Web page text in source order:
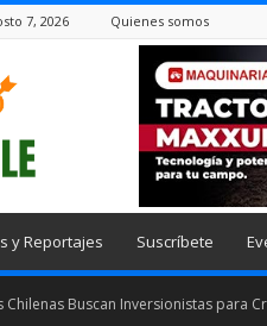
7, 2026 Quienes somos
y Reportajes Suscríbete
Chilenas Buscan Inversionistas para